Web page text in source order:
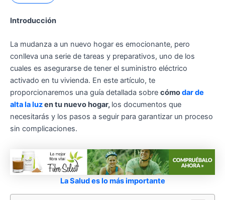
Introducción
La mudanza a un nuevo hogar es emocionante, pero
conlleva una serie de tareas y preparativos, uno de los
cuales es asegurarse de tener el suministro eléctrico
activado en tu vivienda. En este artículo, te
proporcionaremos una guía detallada sobre cómodar de
alta la luzen tu nuevo hogar, los documentos que
necesitarás y los pasos a seguir para garantizar un proceso
sin complicaciones.
La Salud es lo más importante